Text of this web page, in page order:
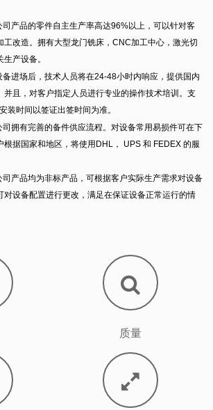
司产品的零件自主生产率高达96%以上，可以针对客
工改造。拥有大型龙门铣床，CNC加工中心，激光切
产设备。
备进场后，技术人员将在24-48小时内响应，提供国内
并且，对客户指定人员进行专业的操作技术培训。支
装时间以签证出签时间为准。
司拥有完善的备件供应流程。对设备常用易损件可在下
根据国家和地区，将使用DHL， UPS 和 FEDEX 的服
司产品均为非标产品，可根据客户实际生产需求对设备
对设备配置进行更改，满足在保证设备正常运行的情
质量